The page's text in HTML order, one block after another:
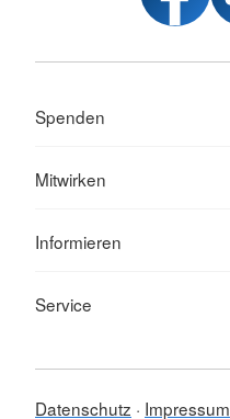
Spenden
Mitwirken
Informieren
Service
Datenschutz Impressum